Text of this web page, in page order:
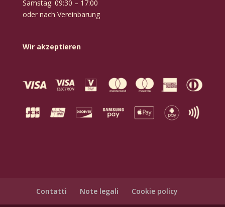
Samstag: 09:30 – 17:00
oder nach Vereinbarung
Wir akzeptieren
Contatti Note legali Cookie policy